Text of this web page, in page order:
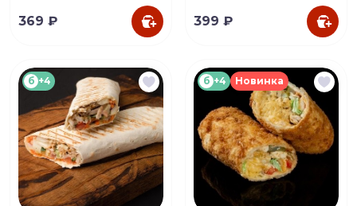
369 ₽ 399 ₽
б +4 б +4 Новинка